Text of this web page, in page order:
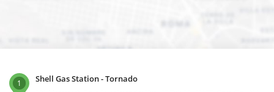
1 Shell Gas Station - Tornado